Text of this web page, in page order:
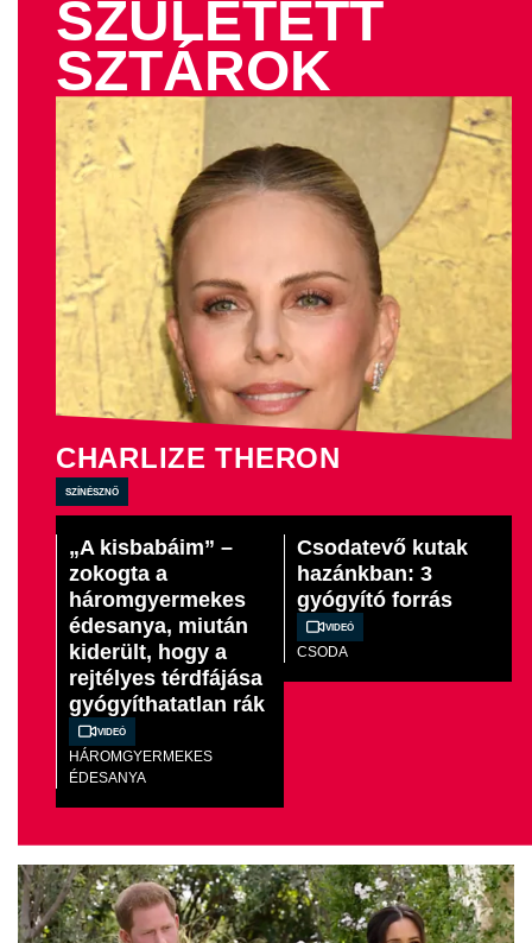
SZÜLETETT
SZTÁROK
CHARLIZE THERON
színésznő
„A kisbabáim” –
zokogta a
háromgyermekes
édesanya, miután
kiderült, hogy a
rejtélyes térdfájása
gyógyíthatatlan rák
Videó
HÁROMGYERMEKES
ÉDESANYA
Csodatevő kutak
hazánkban: 3
gyógyító forrás
Videó
CSODA